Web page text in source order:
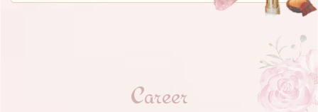
Career